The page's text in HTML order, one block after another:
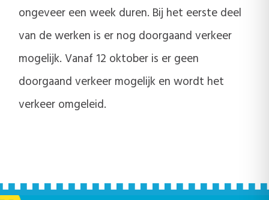
ongeveer een week duren. Bij het eerste deel
van de werken is er nog doorgaand verkeer
mogelijk. Vanaf 12 oktober is er geen
doorgaand verkeer mogelijk en wordt het
verkeer omgeleid.